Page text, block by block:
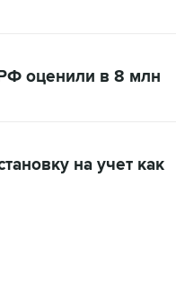
оценили в 8 млн
на учет как